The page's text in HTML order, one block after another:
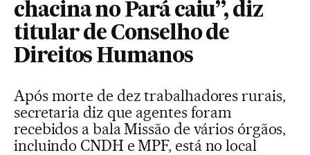
chacina no Pará caiu”, diz
titular de Conselho de
Direitos Humanos
Após morte de dez trabalhadores rurais,
secretaria diz que agentes foram
recebidos a bala Missão de vários órgãos,
incluindo CNDH e MPF, está no local